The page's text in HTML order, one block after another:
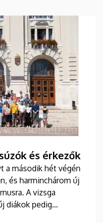
és érkezők
a második hét végén
és harminchárom új
A vizsga
diákok pedig
ahol